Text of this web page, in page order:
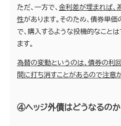
ただ、一方で、 金利差が埋まれば、
性があります。そのため、債券単
で、購入するような投機的なこと
ます。
為替の変動というのは、債券の利
間に打ち消すことがあるので注意
④ヘッジ外債はどうなるのか